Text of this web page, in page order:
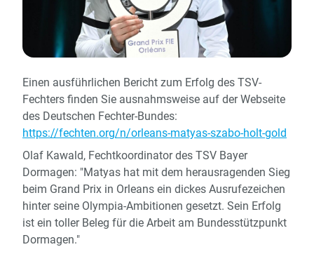
Einen ausführlichen Bericht zum Erfolg des TSV-
Fechters finden Sie ausnahmsweise auf der Webseite
des Deutschen Fechter-Bundes:
https://fechten.org/n/orleans-matyas-szabo-holt-gold
Olaf Kawald, Fechtkoordinator des TSV Bayer
Dormagen: "Matyas hat mit dem herausragenden Sieg
beim Grand Prix in Orleans ein dickes Ausrufezeichen
hinter seine Olympia-Ambitionen gesetzt. Sein Erfolg
ist ein toller Beleg für die Arbeit am Bundesstützpunkt
Dormagen."